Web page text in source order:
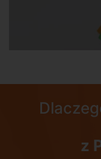
z